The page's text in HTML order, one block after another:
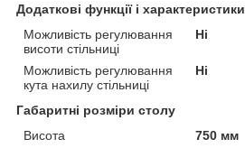
Додаткові функції і характеристики
Можливість регулювання
висоти стільниці
Ні
Можливість регулювання
кута нахилу стільниці
Ні
Габаритні розміри столу
Висота
750 мм